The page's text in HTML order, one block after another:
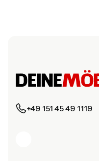
+49 151 45 49 1119